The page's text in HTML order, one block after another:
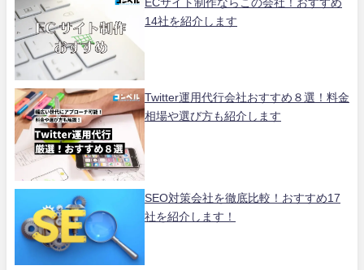
ECサイト制作ならこの会社！おすすめ
14社を紹介します
Twitter運用代行会社おすすめ８選！料金
相場や選び方も紹介します
SEO対策会社を徹底比較！おすすめ17
社を紹介します！